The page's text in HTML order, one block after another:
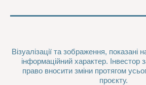
Візуалізації та зображення, показані
інформаційний характер.
право вносити зміни протягом
проєкту.